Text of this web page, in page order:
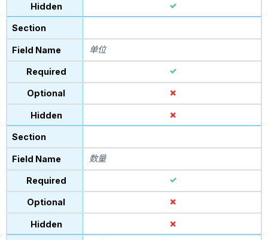
单位
数量